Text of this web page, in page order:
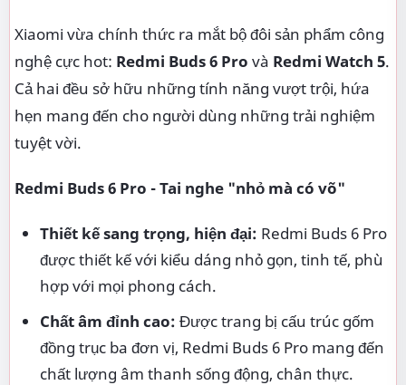
Xiaomi vừa chính thức ra mắt bộ đôi sản phẩm công
nghệ cực hot: Redmi Buds 6 Pro và Redmi Watch 5.
Cả hai đều sở hữu những tính năng vượt trội, hứa
hẹn mang đến cho người dùng những trải nghiệm
tuyệt vời.
Redmi Buds 6 Pro - Tai nghe "nhỏ mà có võ"
Thiết kế sang trọng, hiện đại: Redmi Buds 6 Pro
được thiết kế với kiểu dáng nhỏ gọn, tinh tế, phù
hợp với mọi phong cách.
Chất âm đỉnh cao: Được trang bị cấu trúc gốm
đồng trục ba đơn vị, Redmi Buds 6 Pro mang đến
chất lượng âm thanh sống động, chân thực.